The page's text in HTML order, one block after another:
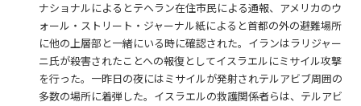
ナショナルによるとテヘラン在住市民による通報、アメリカのウ
ォール・ストリート・ジャーナル紙によると首都の外の避難場所
に他の上層部と一緒にいる時に確認された。イランはラリジャー
ニ氏が殺害されたことへの報復としてイスラエルにミサイル攻撃
を行った。一昨日の夜にはミサイルが発射されテルアビブ周囲の
多数の場所に着弾した。イスラエルの救護関係者らは、テルアビ